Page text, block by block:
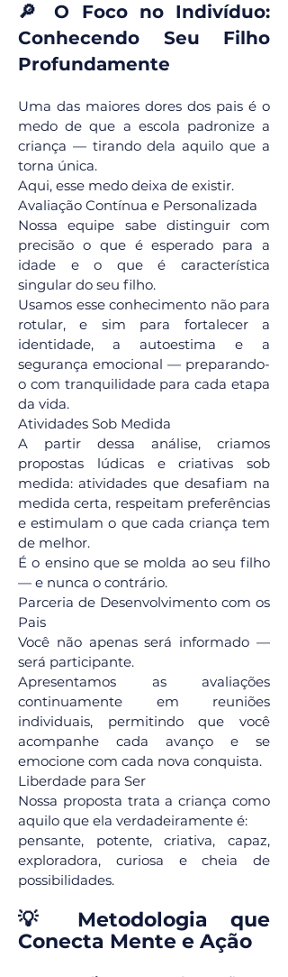
🔎 O Foco no Indivíduo:
Conhecendo Seu Filho
Profundamente
Uma das maiores dores dos pais é o
medo de que a escola padronize a
criança — tirando dela aquilo que a
torna única.
Aqui, esse medo deixa de existir.
Avaliação Contínua e Personalizada
Nossa equipe sabe distinguir com
precisão o que é esperado para a
idade e o que é característica
singular do seu filho.
Usamos esse conhecimento não para
rotular, e sim para fortalecer a
identidade, a autoestima e a
segurança emocional — preparando-
o com tranquilidade para cada etapa
da vida.
Atividades Sob Medida
A partir dessa análise, criamos
propostas lúdicas e criativas sob
medida: atividades que desafiam na
medida certa, respeitam preferências
e estimulam o que cada criança tem
de melhor.
É o ensino que se molda ao seu filho
— e nunca o contrário.
Parceria de Desenvolvimento com os
Pais
Você não apenas será informado —
será participante.
Apresentamos as avaliações
continuamente em reuniões
individuais, permitindo que você
acompanhe cada avanço e se
emocione com cada nova conquista.
Liberdade para Ser
Nossa proposta trata a criança como
aquilo que ela verdadeiramente é:
pensante, potente, criativa, capaz,
exploradora, curiosa e cheia de
possibilidades.
💡 Metodologia que
Conecta Mente e Ação